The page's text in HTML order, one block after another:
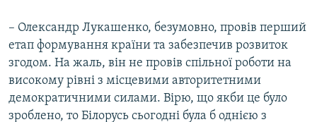
– Олександр Лукашенко, безумовно, провів перший
етап формування країни та забезпечив розвиток
згодом. На жаль, він не провів спільної роботи на
високому рівні з місцевими авторитетними
демократичними силами. Вірю, що якби це було
зроблено, то Білорусь сьогодні була б однією з